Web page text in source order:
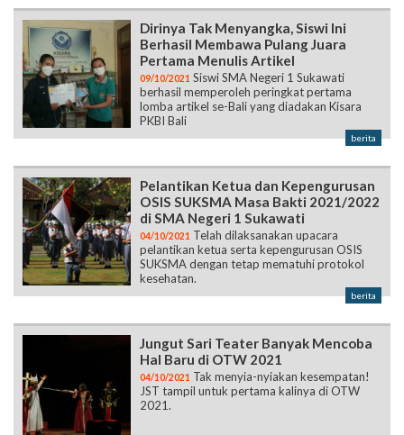
Dirinya Tak Menyangka, Siswi Ini
Berhasil Membawa Pulang Juara
Pertama Menulis Artikel
09/10/2021 Siswi SMA Negeri 1 Sukawati
berhasil memperoleh peringkat pertama
lomba artikel se-Bali yang diadakan Kisara
PKBI Bali
berita
Pelantikan Ketua dan Kepengurusan
OSIS SUKSMA Masa Bakti 2021/2022
di SMA Negeri 1 Sukawati
04/10/2021 Telah dilaksanakan upacara
pelantikan ketua serta kepengurusan OSIS
SUKSMA dengan tetap mematuhi protokol
kesehatan.
berita
Jungut Sari Teater Banyak Mencoba
Hal Baru di OTW 2021
04/10/2021 Tak menyia-nyiakan kesempatan!
JST tampil untuk pertama kalinya di OTW
2021.